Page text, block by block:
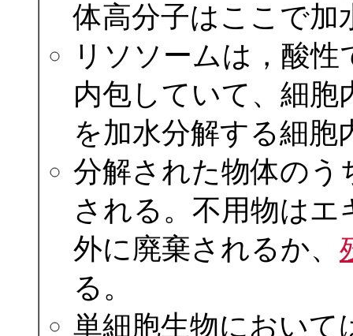
体高分子はここで加
リソソームは，酸性
内包していて、細胞
を加水分解する細
分解された物体のう
される。不用物は
外に廃棄されるか、
る。
単細胞生物において